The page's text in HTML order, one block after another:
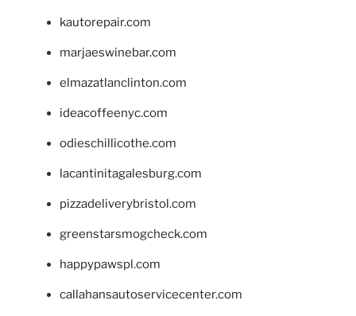
kautorepair.com
marjaeswinebar.com
elmazatlanclinton.com
ideacoffeenyc.com
odieschillicothe.com
lacantinitagalesburg.com
pizzadeliverybristol.com
greenstarsmogcheck.com
happypawspl.com
callahansautoservicecenter.com